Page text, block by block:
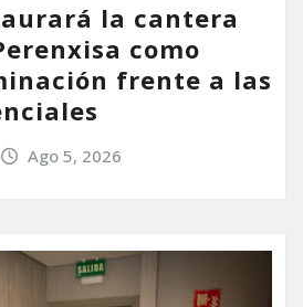
la cantera
como
frente a las
Ago 5, 2026